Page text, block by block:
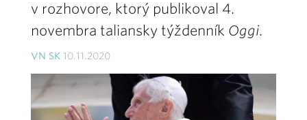
v rozhovore, ktorý publikoval 4.
novembra taliansky týždenník Oggi.
VN SK 10.11.2020